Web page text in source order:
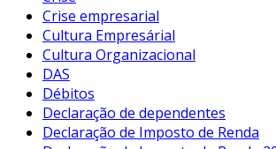
Crise empresarial
Cultura Empresárial
Cultura Organizacional
DAS
Débitos
Declaração de dependentes
Declaração de Imposto de Renda